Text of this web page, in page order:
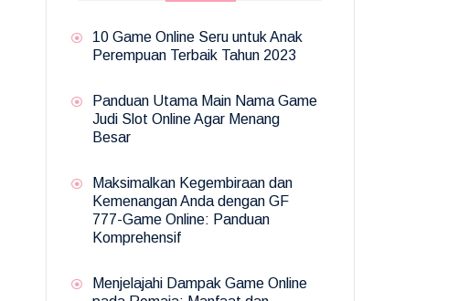
10 Game Online Seru untuk Anak
Perempuan Terbaik Tahun 2023
Panduan Utama Main Nama Game
Judi Slot Online Agar Menang
Besar
Maksimalkan Kegembiraan dan
Kemenangan Anda dengan GF
777-Game Online: Panduan
Komprehensif
Menjelajahi Dampak Game Online